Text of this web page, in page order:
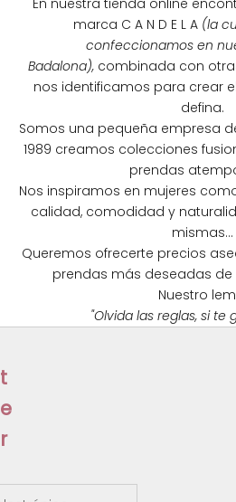
marca C A N D E L A (la
confeccionamos en
Badalona),combinada con
nos identificamos para crear
defina.
Somos una pequeña empresa
1989 creamos colecciones
prendas
Nos inspiramos en mujeres
calidad, comodidad y
mismas...
Queremos ofrecerte precios
prendas más deseadas
Nuestro
"Olvida las reglas, si te
t
e
r